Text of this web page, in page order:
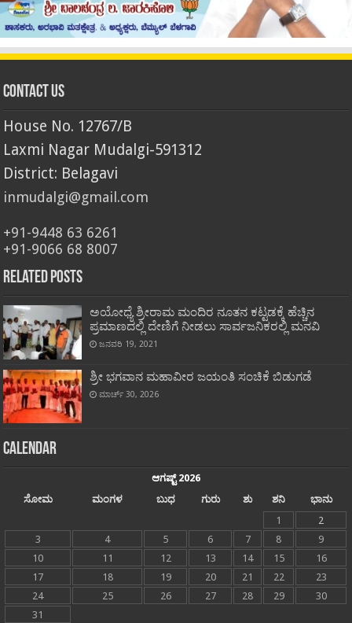
Contact Us
House No. 12767/B
Laxmi Nagar Mudalgi-591312
District: Belagavi
inmudalgi@gmail.com
+91-9448 63 6261
+91-9066 68 8007
Related Posts
ಅಯೋಧ್ಯೆ ಶ್ರೀರಾಮ ಮಂದಿರ ನೂತನ ಕಟ್ಟಡಕ್ಕೆ ಹೆಚ್ಚಿನ
ಪ್ರಮಾಣದಲ್ಲಿ ದೇಣಿಗೆ ನೀಡಲು ಸಾರ್ವಜನಿಕರಲ್ಲಿ ಮನವಿ
ಜನವರಿ 19, 2021
ಶ್ರೀ ಭಗವಾನ ಮಹಾವೀರ ಜಯಂತಿ ಸಂಚಿಕೆ ಬಿಡುಗಡೆ
ಮಾರ್ಚ್ 30, 2026
Calendar
ಆಗಷ್ಟ್ 2026
ಸೋಮ
ಮಂಗಳ ಬುಧ ಗುರು ಶು ಶನಿ
ಭಾನು
1
2
3
4 5 6 7 8
9
10
11 12 13 14 15
16
17
18 19 20 21 22
23
24
25 26 27 28 29
30
31